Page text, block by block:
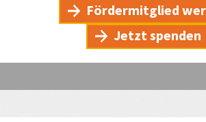
Fördermitglied
Jetzt spenden